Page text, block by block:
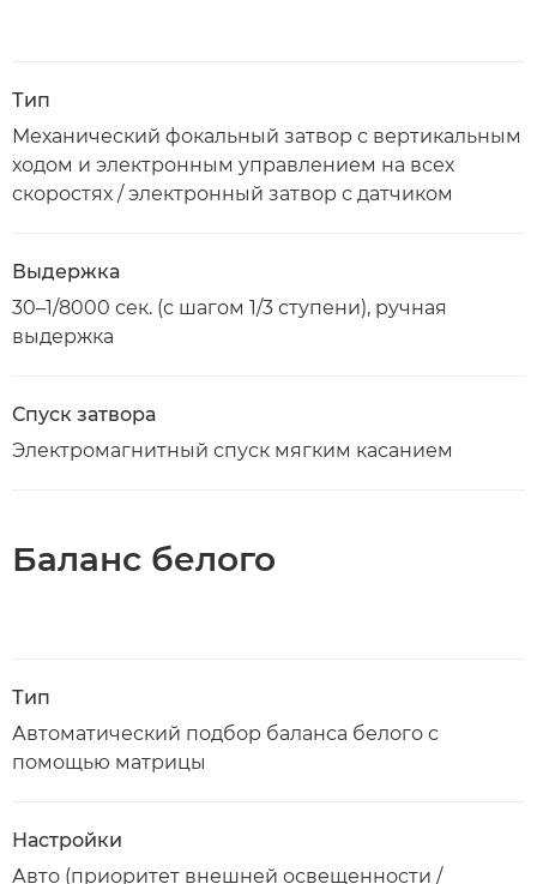
Тип
Механический фокальный затвор с вертикальным
ходом и электронным управлением на всех
скоростях / электронный затвор с датчиком
Выдержка
30–1/8000 сек. (с шагом 1/3 ступени), ручная
выдержка
Спуск затвора
Электромагнитный спуск мягким касанием
Баланс белого
Тип
Автоматический подбор баланса белого с
помощью матрицы
Настройки
Авто (приоритет внешней освещенности /